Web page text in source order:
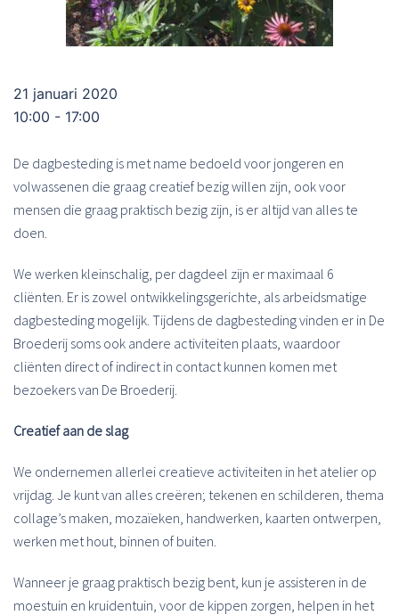
21 januari 2020
10:00 - 17:00
De dagbesteding is met name bedoeld voor jongeren en
volwassenen die graag creatief bezig willen zijn, ook voor
mensen die graag praktisch bezig zijn, is er altijd van alles te
doen.
We werken kleinschalig, per dagdeel zijn er maximaal 6
cliënten. Er is zowel ontwikkelingsgerichte, als arbeidsmatige
dagbesteding mogelijk. Tijdens de dagbesteding vinden er in De
Broederij soms ook andere activiteiten plaats, waardoor
cliënten direct of indirect in contact kunnen komen met
bezoekers van De Broederij.
Creatief aan de slag
We ondernemen allerlei creatieve activiteiten in het atelier op
vrijdag. Je kunt van alles creëren; tekenen en schilderen, thema
collage’s maken, mozaïeken, handwerken, kaarten ontwerpen,
werken met hout, binnen of buiten.
Wanneer je graag praktisch bezig bent, kun je assisteren in de
moestuin en kruidentuin, voor de kippen zorgen, helpen in het